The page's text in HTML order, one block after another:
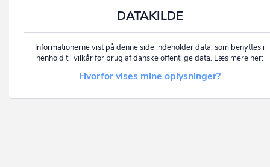
DATAKILDE
Informationerne vist på denne side indeholder data, som benyttes i
henhold til vilkår for brug af danske offentlige data. Læs mere her:
Hvorfor vises mine oplysninger?